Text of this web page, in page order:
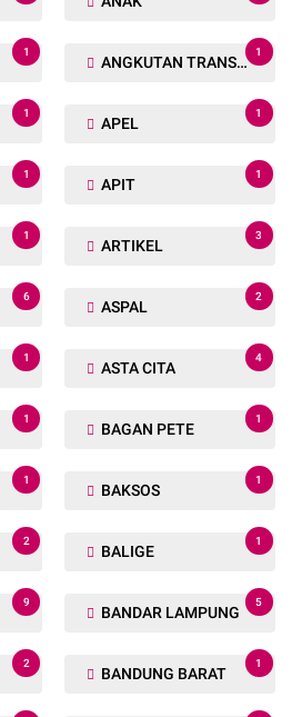
1
ANGKUTAN TRANSPORTASI
1
1
APEL
1
1
APIT
1
1
ARTIKEL
3
6
ASPAL
2
1
ASTA CITA
4
1
BAGAN PETE
1
1
BAKSOS
1
2
BALIGE
1
9
BANDAR LAMPUNG
5
2
BANDUNG BARAT
1